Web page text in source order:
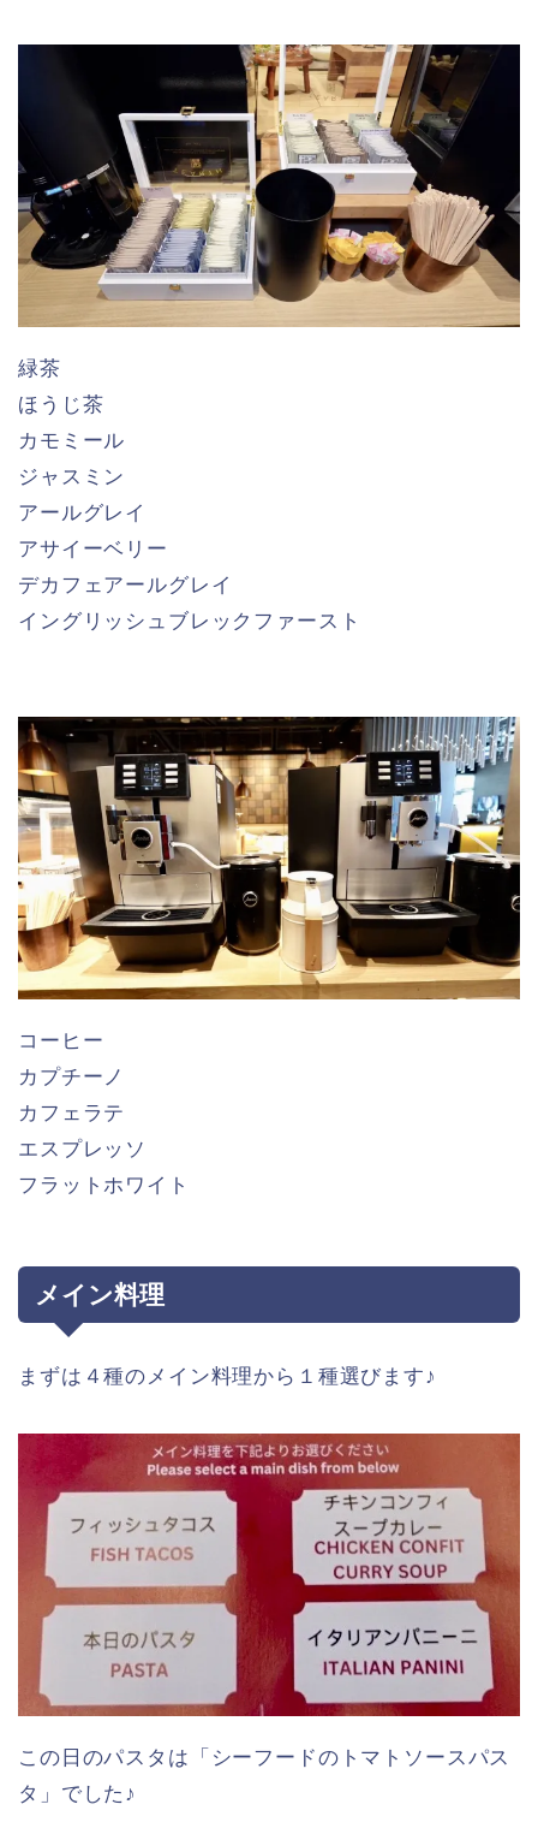
緑茶
ほうじ茶
カモミール
ジャスミン
アールグレイ
アサイーベリー
デカフェアールグレイ
イングリッシュブレックファースト
コーヒー
カプチーノ
カフェラテ
エスプレッソ
フラットホワイト
メイン料理
まずは４種のメイン料理から１種選びます♪